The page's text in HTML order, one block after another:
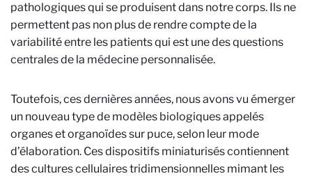
pathologiques qui se produisent dans notre corps. Ils ne
permettent pas non plus de rendre compte de la
variabilité entre les patients qui est une des questions
centrales de la médecine personnalisée.
Toutefois, ces dernières années, nous avons vu émerger
un nouveau type de modèles biologiques appelés
organes et organoïdes sur puce, selon leur mode
d’élaboration. Ces dispositifs miniaturisés contiennent
des cultures cellulaires tridimensionnelles mimant les